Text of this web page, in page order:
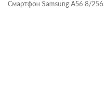
Смартфон Samsung A56 8/256